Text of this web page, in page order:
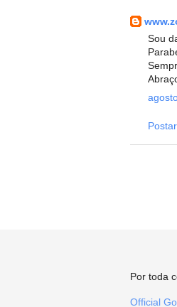
Sou
Por toda
Official